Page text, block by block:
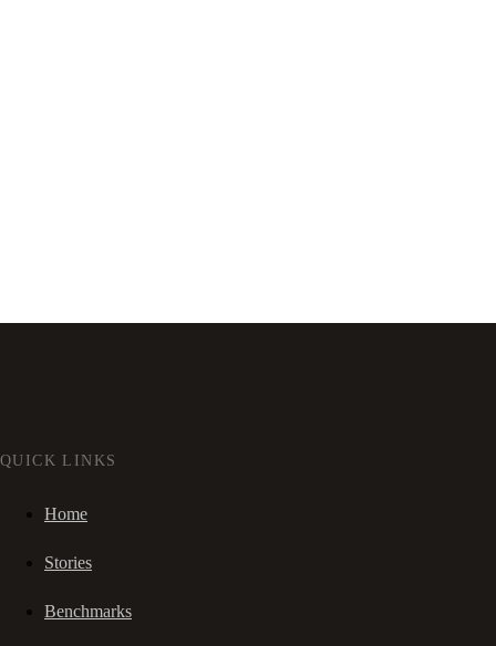
QUICK LINKS
Home
Stories
Benchmarks